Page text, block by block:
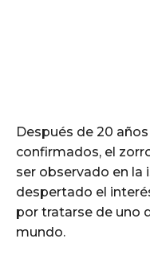
Después de 20
confirmados, el
ser observado en la
despertado el
por tratarse de uno
mundo.